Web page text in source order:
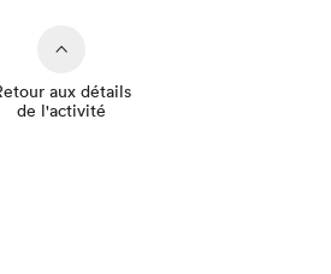
aux détails
de l'activité